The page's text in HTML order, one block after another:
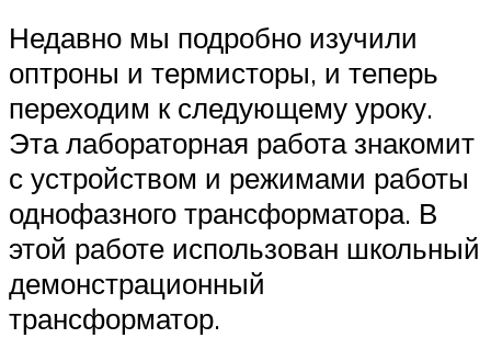
Недавно мы подробно изучили
оптроны и термисторы, и теперь
переходим к следующему уроку.
Эта лабораторная работа знакомит
с устройством и режимами работы
однофазного трансформатора. В
этой работе использован школьный
демонстрационный
трансформатор.